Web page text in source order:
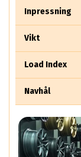
Inpressning
Vikt
Load Index
Navhål